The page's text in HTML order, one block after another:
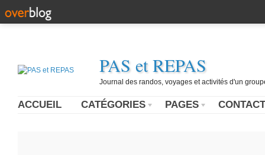
PAS et REPAS
Journal des randos, voyages et activités d'un
ACCUEIL CATÉGORIES PAGES CONTACT